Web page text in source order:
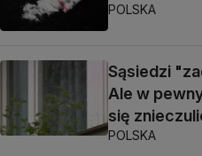
POLSKA
Sąsiedzi
Ale w
się
POLSKA